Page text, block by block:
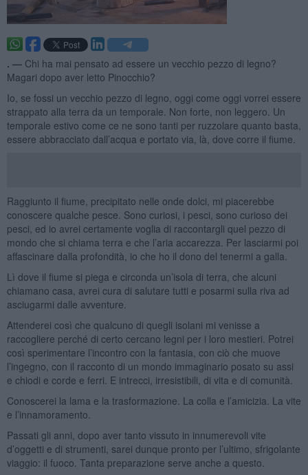
. — Chi ha mai pensato ad essere un vecchio pezzo di legno?
Magari dopo aver letto Pinocchio?
Io, se fossi un vecchio pezzo di legno, oggi come oggi vorrei essere
strappato alla terra da un temporale. Non forte, non leggero. Un
temporale estivo come ce ne sono tanti per ruzzolare quanto basta,
essere abbracciato dall’acqua e portato via, là, dove corre il fiume.
Raggiunto il fiume, precipitato nelle onde dolci, mi piacerebbe
conoscere qualche pesce. Sono curiosi, i pesci, sono curioso dei
pesci, ed io avrei certamente voglia di raccontargli quel pezzo di
mondo che si chiama terra e che l’aria accarezza. Per lasciarmi poi
affascinare dalla profondità, io che ho il dono del tenermi a galla.
Lì dove il fiume si piega e circonda un’isola di terra, che alcuni
chiamano casa, avrei cura di salutare tutti e posarmi sulla riva ad
asciugarmi dalle avventure.
Attenderei così che qualcuno di quegli isolani mi venisse a
raccogliere perché di certo cercano legni per i loro mestieri. Potrei
così sperimentare l’incontro con la fantasia, con ciò che muove
l’ingegno, con il racconto di un mondo immaginario posato su assi
e chiodi e corde e ferri. E intrecci, irresistibili, di vita e di comunità.
Conoscerei la lama e la trasformazione. La colla e l’amicizia. La vite
e l’innamoramento.
Passati gli anni, dopo aver tanto vissuto in innumerevoli vite
d’oggetti e di strumenti, sarei dunque pronto per l’ultimo, sfrigolante
viaggio: il fuoco. Tanta preparazione serve anche a questo.